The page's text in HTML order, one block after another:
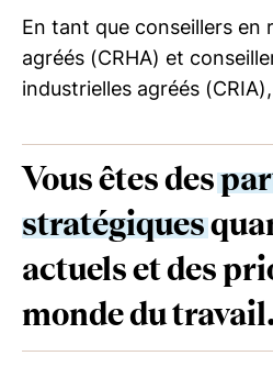
En tant que conseillers en
agréés (CRHA) et
industrielles agréés (CRIA),
Vous êtes des
stratégiques
actuels et des
monde du